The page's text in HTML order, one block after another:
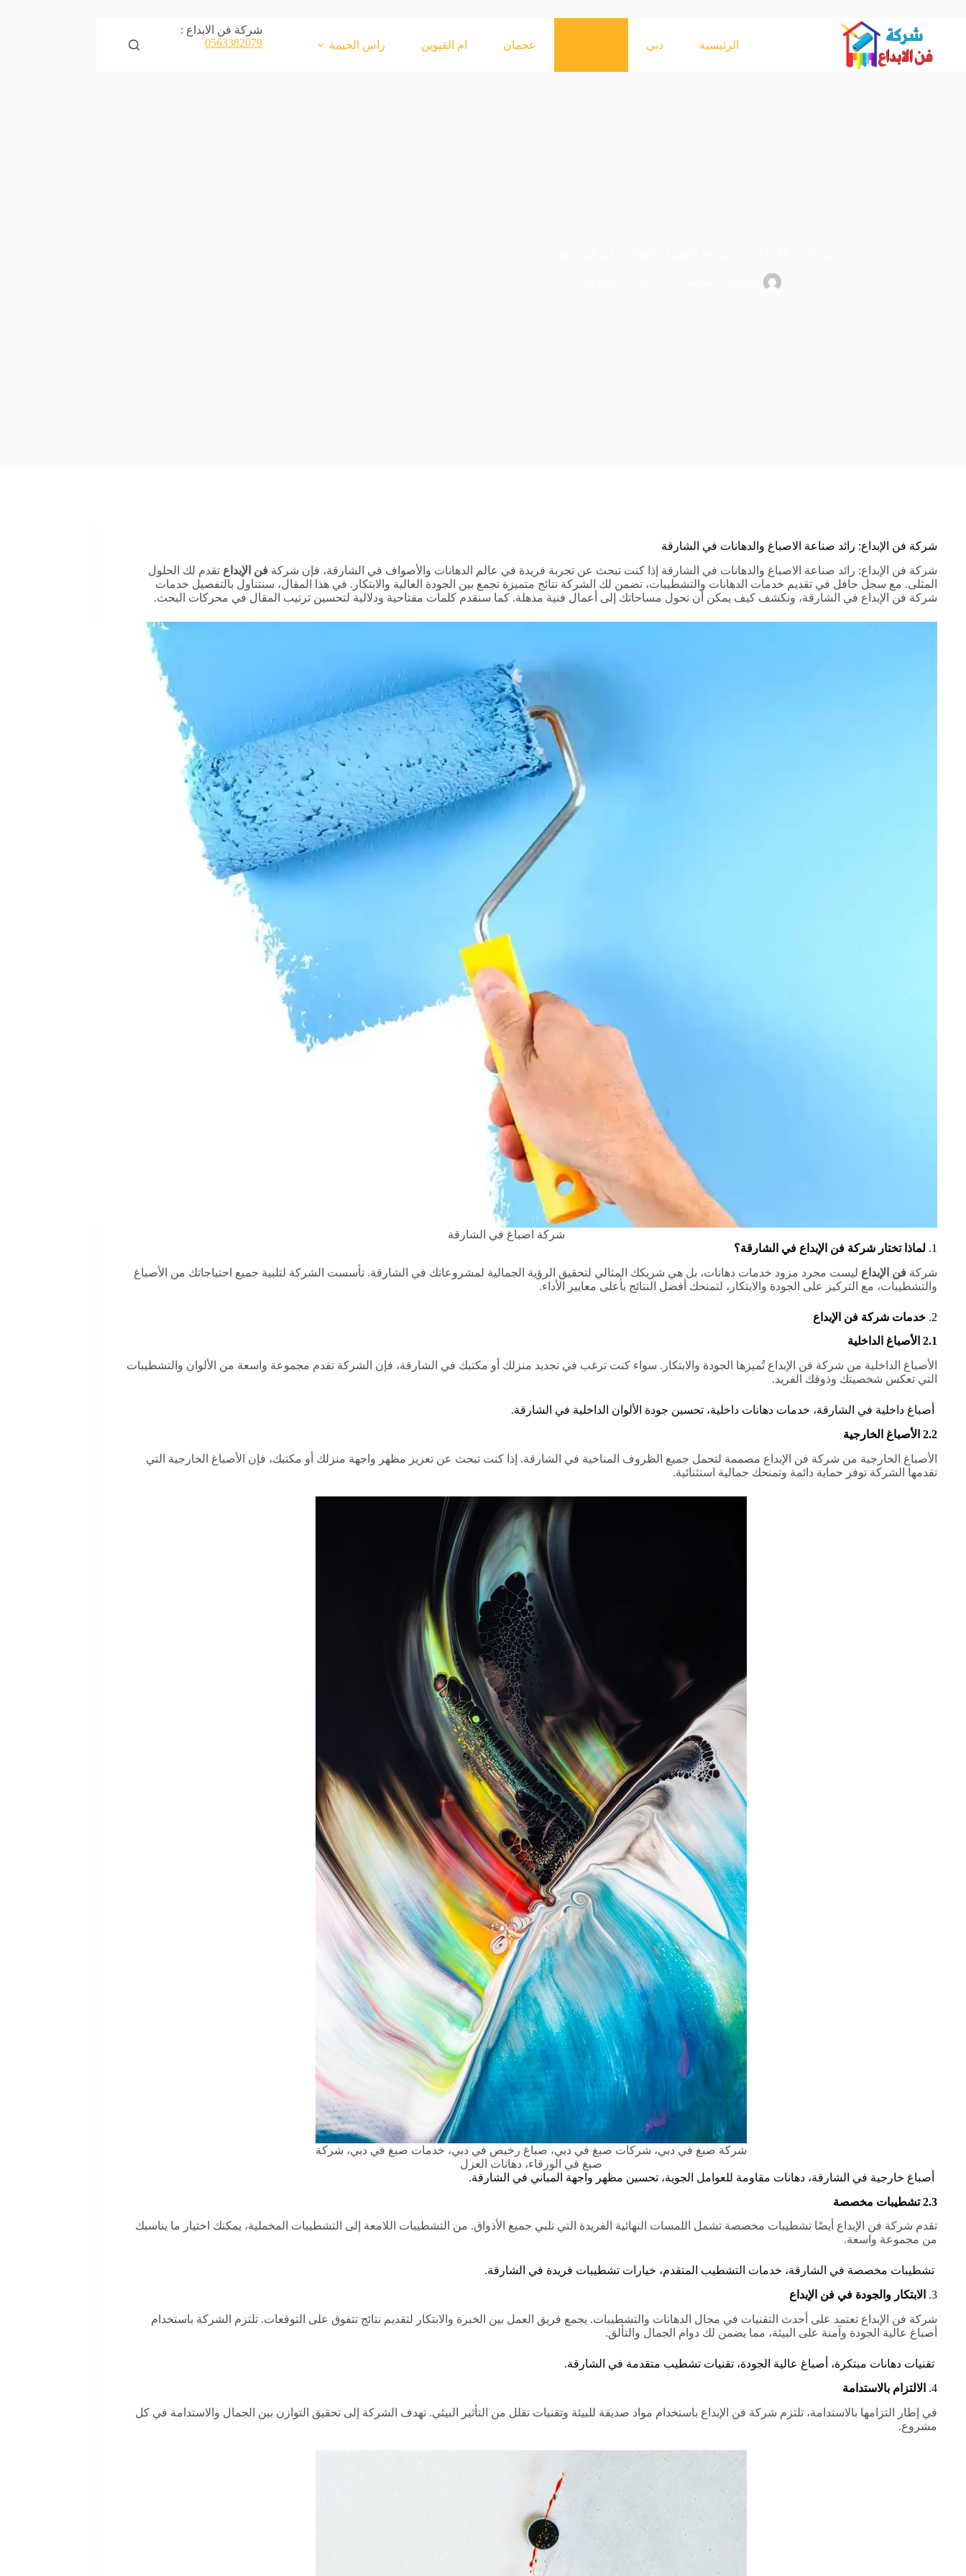
الرئيسية
دبي عجمان ام القيوين راس الخيمة
شركة فن الابداع :
0563382079
شركة فن الإبداع: رائد صناعة الاصباغ والدهانات في الشارقة
شركة فن الإبداع: رائد صناعة الاصباغ والدهانات في الشارقة إذا كنت تبحث عن تجربة فريدة في عالم الدهانات والأصواف في الشارقة، فإن شركة فن الإبداع تقدم لك الحلول
المثلى. مع سجل حافل في تقديم خدمات الدهانات والتشطيبات، تضمن لك الشركة نتائج متميزة تجمع بين الجودة العالية والابتكار. في هذا المقال، سنتناول بالتفصيل خدمات
شركة فن الإبداع في الشارقة، ونكشف كيف يمكن أن تحول مساحاتك إلى أعمال فنية مذهلة. كما سنقدم كلمات مفتاحية ودلالية لتحسين ترتيب المقال في محركات البحث.
شركة اصباغ في الشارقة
1. لماذا تختار شركة فن الإبداع في الشارقة؟
شركة فن الإبداع ليست مجرد مزود خدمات دهانات، بل هي شريكك المثالي لتحقيق الرؤية الجمالية لمشروعاتك في الشارقة. تأسست الشركة لتلبية جميع احتياجاتك من الأصباغ
والتشطيبات، مع التركيز على الجودة والابتكار، لتمنحك أفضل النتائج بأعلى معايير الأداء.
2. خدمات شركة فن الإبداع
2.1 الأصباغ الداخلية
الأصباغ الداخلية من شركة فن الإبداع تُميزها الجودة والابتكار. سواء كنت ترغب في تجديد منزلك أو مكتبك في الشارقة، فإن الشركة تقدم مجموعة واسعة من الألوان والتشطيبات
التي تعكس شخصيتك وذوقك الفريد.
أصباغ داخلية في الشارقة، خدمات دهانات داخلية، تحسين جودة الألوان الداخلية في الشارقة.
2.2 الأصباغ الخارجية
الأصباغ الخارجية من شركة فن الإبداع مصممة لتحمل جميع الظروف المناخية في الشارقة. إذا كنت تبحث عن تعزيز مظهر واجهة منزلك أو مكتبك، فإن الأصباغ الخارجية التي
تقدمها الشركة توفر حماية دائمة وتمنحك جمالية استثنائية.
شركة صبغ في دبي، شركات صبغ في دبي، صباغ رخيص في دبي، خدمات صبغ في دبي، شركة
صبغ في الورقاء، دهانات العزل
أصباغ خارجية في الشارقة، دهانات مقاومة للعوامل الجوية، تحسين مظهر واجهة المباني في الشارقة.
2.3 تشطيبات مخصصة
تقدم شركة فن الإبداع أيضًا تشطيبات مخصصة تشمل اللمسات النهائية الفريدة التي تلبي جميع الأذواق. من التشطيبات اللامعة إلى التشطيبات المخملية، يمكنك اختيار ما يناسبك
من مجموعة واسعة.
تشطيبات مخصصة في الشارقة، خدمات التشطيب المتقدم، خيارات تشطيبات فريدة في الشارقة.
3.
الابتكار والجودة في فن الإبداع
شركة فن الإبداع تعتمد على أحدث التقنيات في مجال الدهانات والتشطيبات. يجمع فريق العمل بين الخبرة والابتكار لتقديم نتائج تتفوق على التوقعات. تلتزم الشركة باستخدام
أصباغ عالية الجودة وآمنة على البيئة، مما يضمن لك دوام الجمال والتألق.
تقنيات دهانات مبتكرة، أصباغ عالية الجودة، تقنيات تشطيب متقدمة في الشارقة.
4.
الالتزام بالاستدامة
في إطار التزامها بالاستدامة، تلتزم شركة فن الإبداع باستخدام مواد صديقة للبيئة وتقنيات تقلل من التأثير البيئي. تهدف الشركة إلى تحقيق التوازن بين الجمال والاستدامة في كل
مشروع.